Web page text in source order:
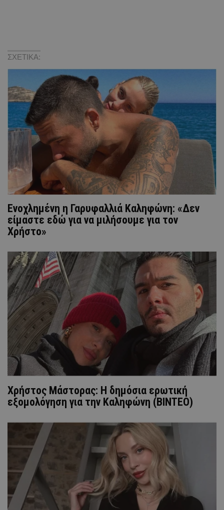
ΣΧΕΤΙΚΑ:
Ενοχλημένη η Γαρυφαλλιά Καληφώνη: «Δεν
είμαστε εδώ για να μιλήσουμε για τον
Χρήστο»
Χρήστος Μάστορας: Η δημόσια ερωτική
εξομολόγηση για την Καληφώνη (ΒΙΝΤΕΟ)